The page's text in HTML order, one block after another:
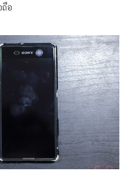
ถือ